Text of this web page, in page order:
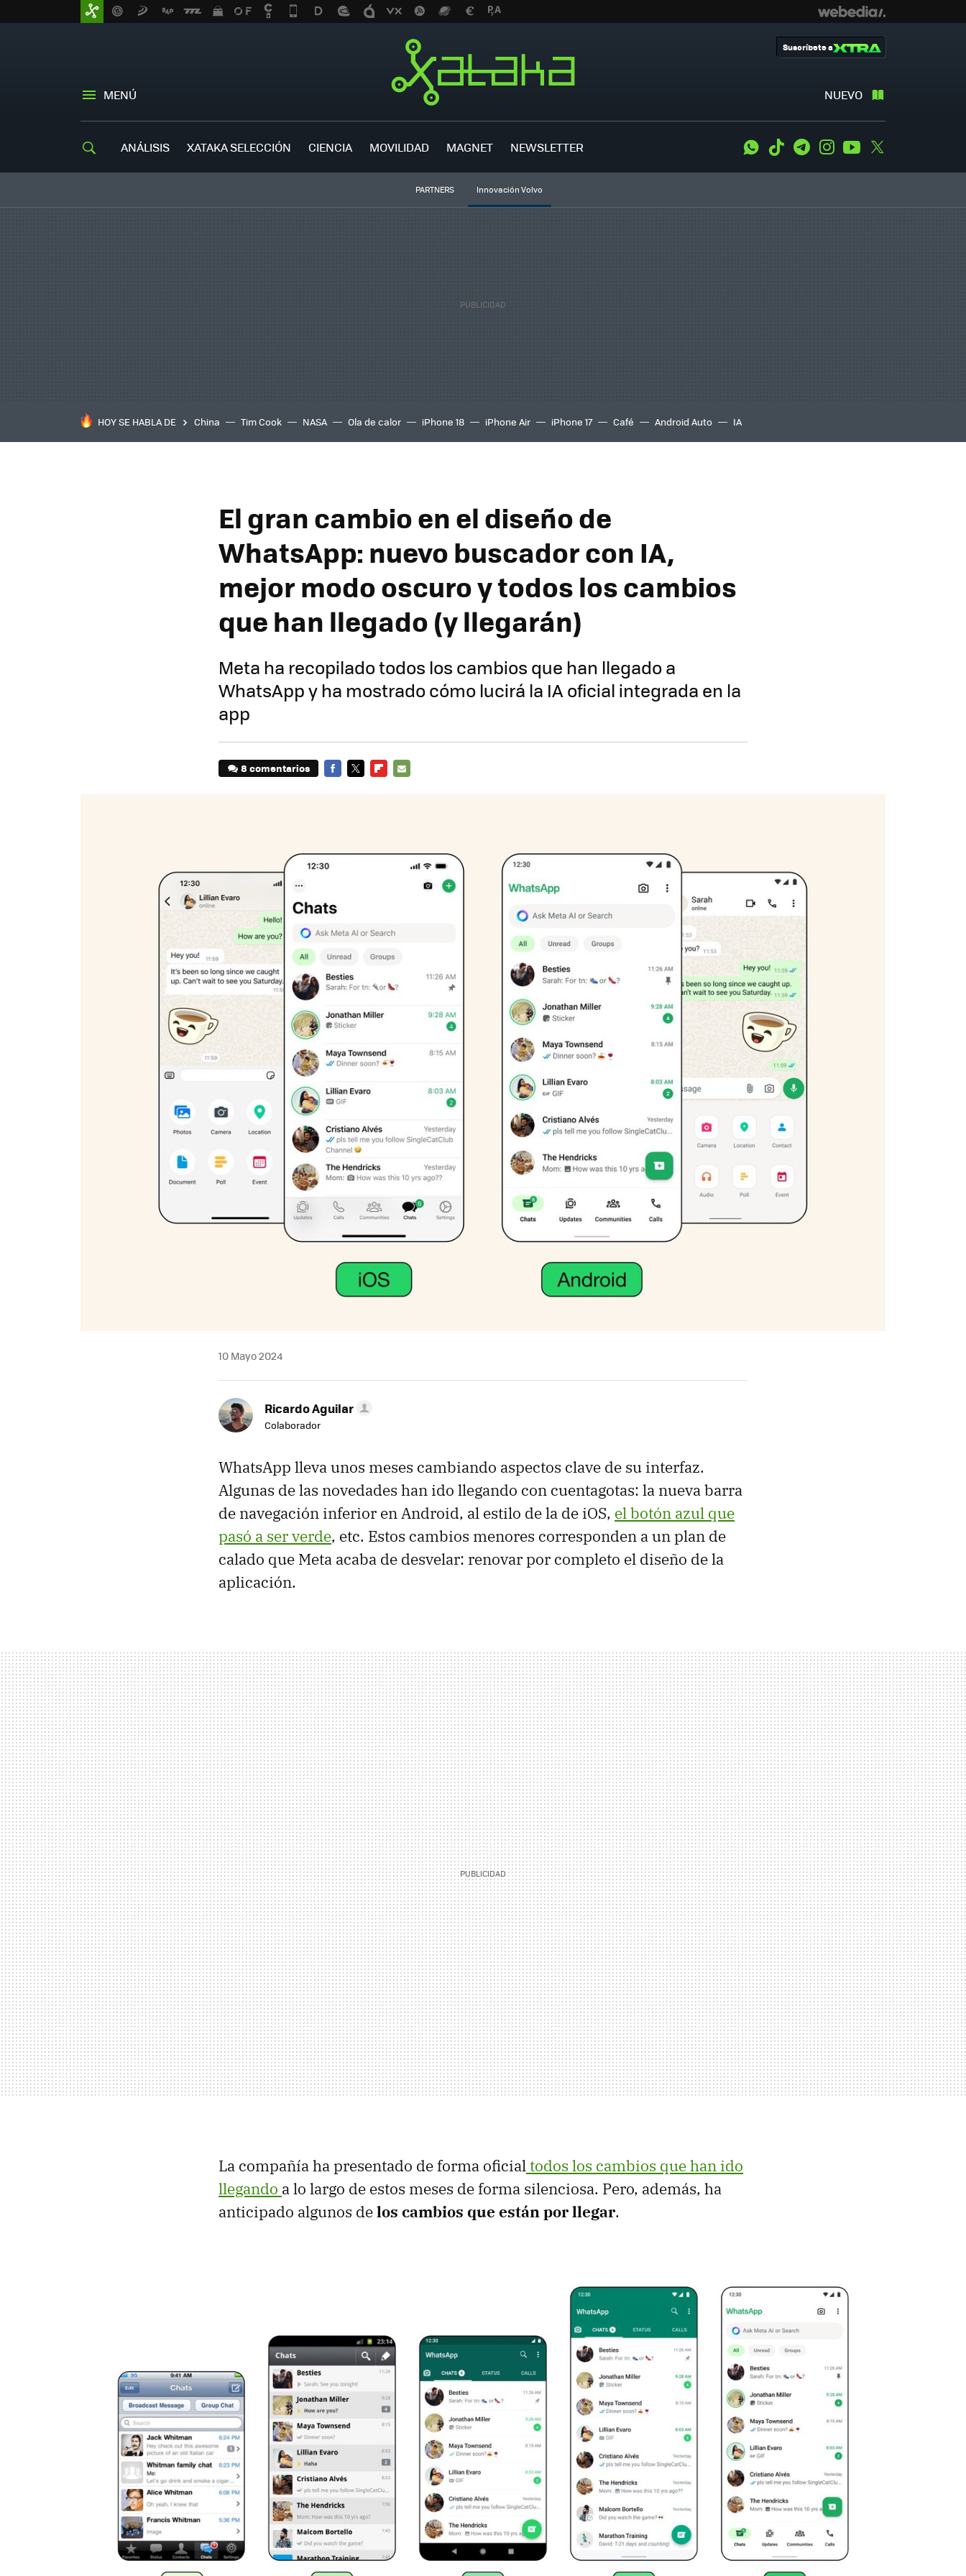
MENÚ NUEVO
Suscríbete a
ANÁLISIS XATAKA SELECCIÓN CIENCIA MOVILIDAD MAGNET NEWSLETTER WhatsApp
Tiktok TelegramInstagramYoutube
PARTNERS Innovación Volvo
HOY SE HABLA DE China Tim Cook NASA Ola de calor iPhone 18 iPhone Air iPhone 17 Café Android Auto IA
El gran cambio en el diseño de
WhatsApp: nuevo buscador con IA,
mejor modo oscuro y todos los cambios
que han llegado (y llegarán)
Meta ha recopilado todos los cambios que han llegado a
WhatsApp y ha mostrado cómo lucirá la IA oficial integrada en la
app
8 comentarios
10 Mayo 2024
Ricardo Aguilar
Colaborador
WhatsApp lleva unos meses cambiando aspectos clave de su interfaz.
Algunas de las novedades han ido llegando con cuentagotas: la nueva barra
de navegación inferior en Android, al estilo de la de iOS, el botón azul que
pasó a ser verde, etc. Estos cambios menores corresponden a un plan de
calado que Meta acaba de desvelar: renovar por completo el diseño de la
aplicación.
La compañía ha presentado de forma oficialtodos los cambios que han ido
llegando a lo largo de estos meses de forma silenciosa. Pero, además, ha
anticipado algunos delos cambios que están por llegar.